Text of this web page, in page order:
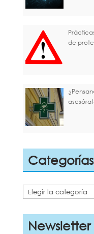
de
Categorías
Categorías
Newsletter